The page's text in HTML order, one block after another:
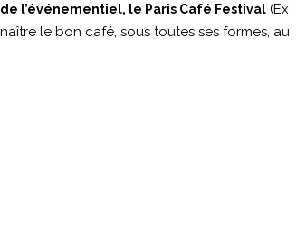
l’événementiel, le Paris Café Festival (Ex
le bon café, sous toutes ses formes, au